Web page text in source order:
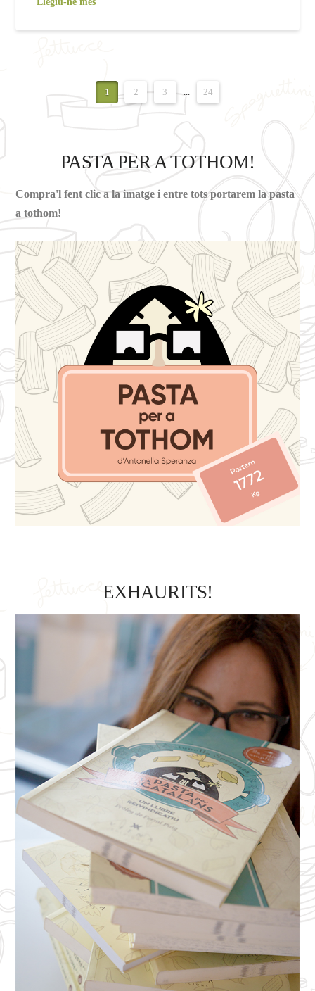
1 2 3 24
PASTA PER A TOTHOM!
Compra'l fent clic a la imatge i entre tots portarem la pasta
a tothom!
EXHAURITS!